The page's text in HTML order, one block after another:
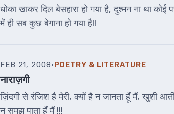
धोका खाकर दिल बेसहारा हो गया है, दुश्मन ना था
में ही सब कुछ बेगाना हो गया है!!
FEB 21, 2008·POETRY & LITERATURE
नाराज़गी
ज़िंदगी से रंजिश है मेरी, क्यों है न जानता हूँ मैं, खुशी
न समझ पाता हूँ मैं !!!